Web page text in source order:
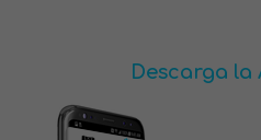
Descarga la